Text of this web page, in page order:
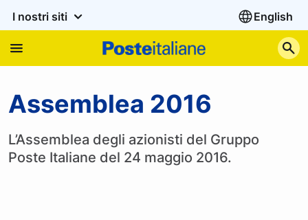
I nostri siti English
Assemblea 2016
L’Assemblea degli azionisti del Gruppo
Poste Italiane del 24 maggio 2016.